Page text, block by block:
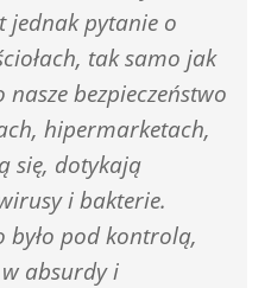
jednak pytanie o
tak samo jak
bezpieczeństwo
hipermarketach,
się, dotykają
i bakterie.
było pod kontrolą,
absurdy i